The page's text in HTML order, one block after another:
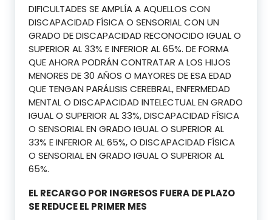
DIFICULTADES SE AMPLÍA A AQUELLOS CON
DISCAPACIDAD FÍSICA O SENSORIAL CON UN
GRADO DE DISCAPACIDAD RECONOCIDO IGUAL O
SUPERIOR AL 33% E INFERIOR AL 65%. DE FORMA
QUE AHORA PODRÁN CONTRATAR A LOS HIJOS
MENORES DE 30 AÑOS O MAYORES DE ESA EDAD
QUE TENGAN PARÁLISIS CEREBRAL, ENFERMEDAD
MENTAL O DISCAPACIDAD INTELECTUAL EN GRADO
IGUAL O SUPERIOR AL 33%, DISCAPACIDAD FÍSICA
O SENSORIAL EN GRADO IGUAL O SUPERIOR AL
33% E INFERIOR AL 65%, O DISCAPACIDAD FÍSICA
O SENSORIAL EN GRADO IGUAL O SUPERIOR AL
65%.
EL RECARGO POR INGRESOS FUERA DE PLAZO
SE REDUCE EL PRIMER MES